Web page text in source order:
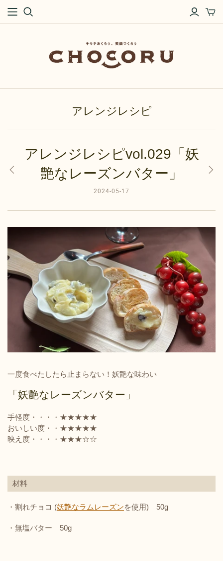
アレンジレシピ
アレンジレシピvol.029「妖
艶なレーズンバター」
2024-05-17
一度食べたしたら止まらない！妖艶な味わい
「妖艶なレーズンバター」
手軽度・・・・★★★★★
おいしい度・・★★★★★
映え度・・・・★★★☆☆
材料
・割れチョコ (妖艶なラムレーズンを使用) 50g
・無塩バター 50g